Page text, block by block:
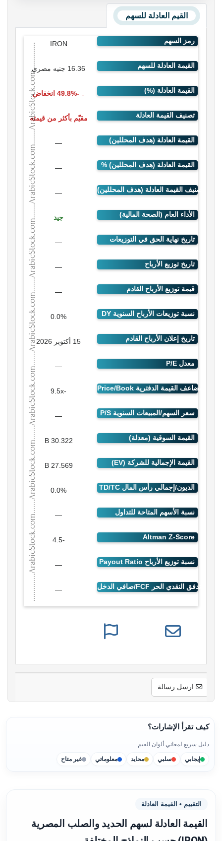
القيم العادلة للسهم
IRON
16.36 جنيه مصري
-49.8% انخفاض
مقيّم بأكثر من قيمته
—
—
—
جيد
—
—
—
0.0%
15 أكتوبر 2026
—
-9.5x
—
30.322 B
27.569 B
0.0%
—
-4.5
—
—
ارسل رسالة
كيف تقرأ الإشارات؟
دليل سريع لمعاني ألوان القيم
إيجابي سلبي محايد معلوماتي غير متاح
التقييم • القيمة العادلة
القيمة العادلة لسهم الحديد والصلب المصرية